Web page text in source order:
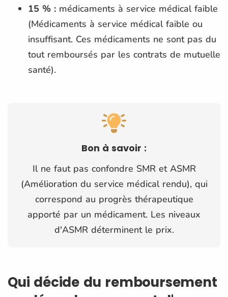
15 % : médicaments à service médical faible
(Médicaments à service médical faible ou
insuffisant. Ces médicaments ne sont pas du
tout remboursés par les contrats de mutuelle
santé).
Bon à savoir :
Il ne faut pas confondre SMR et ASMR
(Amélioration du service médical rendu), qui
correspond au progrès thérapeutique
apporté par un médicament. Les niveaux
d'ASMR déterminent le prix.
Qui décide du remboursement